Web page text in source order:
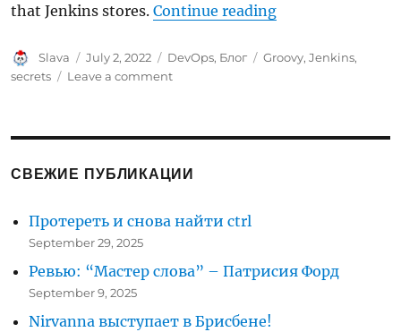
that Jenkins stores.Continue reading“Get secretes
Author
Slava
Posted
on
July 2, 2022 Categories
DevOps, Блог Tags
Groovy,Jenkins,
secrets
Leave a commenton
СВЕЖИЕ ПУБЛИКАЦИИ
Протереть и снова найти ctrl
September 29, 2025
Ревью: “Мастер слова” – Патрисия Форд
September 9, 2025
Nirvanna выступает в Брисбене!